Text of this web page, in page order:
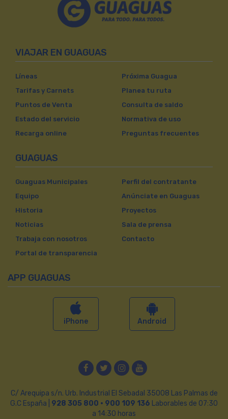
VIAJAR EN GUAGUAS
Líneas
Tarifas y Carnets
Puntos de Venta
Estado del servicio
Recarga online
Próxima Guagua
Planea tu ruta
Consulta de saldo
Normativa de uso
Preguntas frecuentes
GUAGUAS
Guaguas Municipales
Equipo
Historia
Noticias
Trabaja con nosotros
Portal de transparencia
Perfil del contratante
Anúnciate en Guaguas
Proyectos
Sala de prensa
Contacto
APP GUAGUAS
iPhone Android
Facebook
TwitterInstagram
YouTube
C/ Arequipa s/n. Urb. Industrial El Sebadal 35008 Las Palmas de
G.C España | 928 305 800 · 900 109 136 Laborables de 07:30
a 14:30 horas